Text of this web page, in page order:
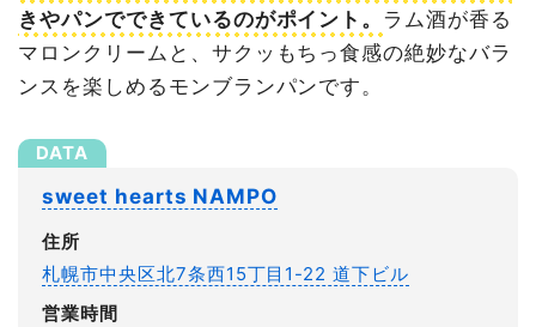
きやパンでできているのがポイント。 ラム酒が香る
マロンクリームと、サクッもちっ食感の絶妙なバラ
ンスを楽しめるモンブランパンです。
sweet hearts NAMPO
住所
札幌市中央区北7条西15丁目1-22 道下ビル
営業時間